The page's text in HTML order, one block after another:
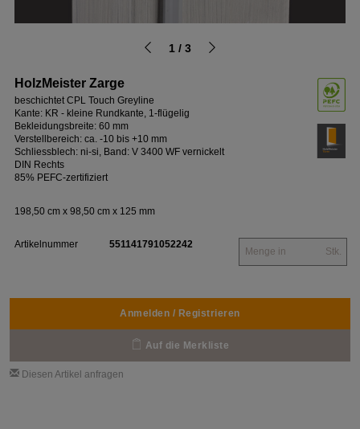
1 / 3
HolzMeister Zarge
beschichtet CPL Touch Greyline
Kante: KR - kleine Rundkante, 1-flügelig
Bekleidungsbreite: 60 mm
Verstellbereich: ca. -10 bis +10 mm
Schliessblech: ni-si, Band: V 3400 WF vernickelt
DIN Rechts
85% PEFC-zertifiziert
198,50 cm x 98,50 cm x 125 mm
Artikelnummer 551141791052242
Stk.
Anmelden / Registrieren
Auf die Merkliste
Diesen Artikel anfragen